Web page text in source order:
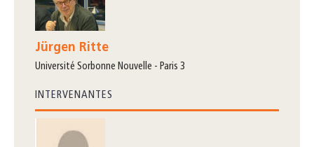
Jürgen Ritte
Université Sorbonne Nouvelle - Paris 3
INTERVENANTES